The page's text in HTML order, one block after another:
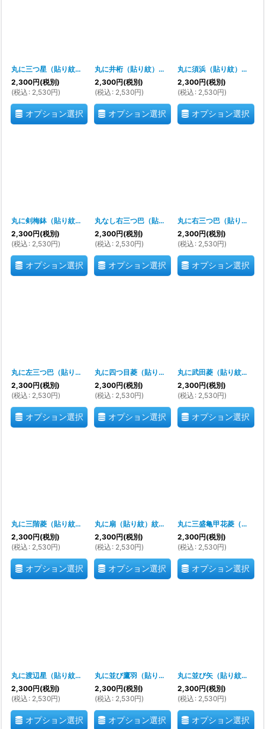
丸に三つ星（貼り紋）紋のシール [700064]
2,300円(税別)
(税込 : 2,530円)
オプション選択
丸に井桁（貼り紋）紋のシール [700063]
2,300円(税別)
(税込 : 2,530円)
オプション選択
丸に須浜（貼り紋）紋のシール
2,300円(税別)
(税込 : 2,530円)
オプション選択
丸に剣梅鉢（貼り紋）紋のシール [700061]
2,300円(税別)
(税込 : 2,530円)
オプション選択
丸なし右三つ巴（貼り紋）紋のシール [700060
2,300円(税別)
(税込 : 2,530円)
オプション選択
丸に右三つ巴（貼り紋）紋のシール
2,300円(税別)
(税込 : 2,530円)
オプション選択
丸に左三つ巴（貼り紋）紋のシール [700058 ]
2,300円(税別)
(税込 : 2,530円)
オプション選択
丸に四つ目菱（貼り紋）紋のシール [700057]
2,300円(税別)
(税込 : 2,530円)
オプション選択
丸に武田菱（貼り紋）紋のシール
2,300円(税別)
(税込 : 2,530円)
オプション選択
丸に三階菱（貼り紋）紋のシール [700055 ]
2,300円(税別)
(税込 : 2,530円)
オプション選択
丸に扇（貼り紋）紋のシール [700054]
2,300円(税別)
(税込 : 2,530円)
オプション選択
丸に三盛亀甲花菱（貼り紋）紋のシール
2,300円(税別)
(税込 : 2,530円)
オプション選択
丸に渡辺星（貼り紋）紋のシール [700052]
2,300円(税別)
(税込 : 2,530円)
オプション選択
丸に並び鷹羽（貼り紋）紋のシール [700051]
2,300円(税別)
(税込 : 2,530円)
オプション選択
丸に並び矢（貼り紋）紋のシール
2,300円(税別)
(税込 : 2,530円)
オプション選択